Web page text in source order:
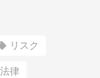
リスク
律